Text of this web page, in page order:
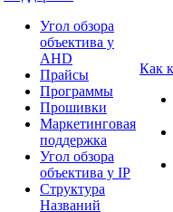
Угол обзора
объектива у
AHD
Прайсы
Программы
Прошивки
Маркетинговая
поддержка
Угол обзора
объектива у IP
Структура
Названий
Как